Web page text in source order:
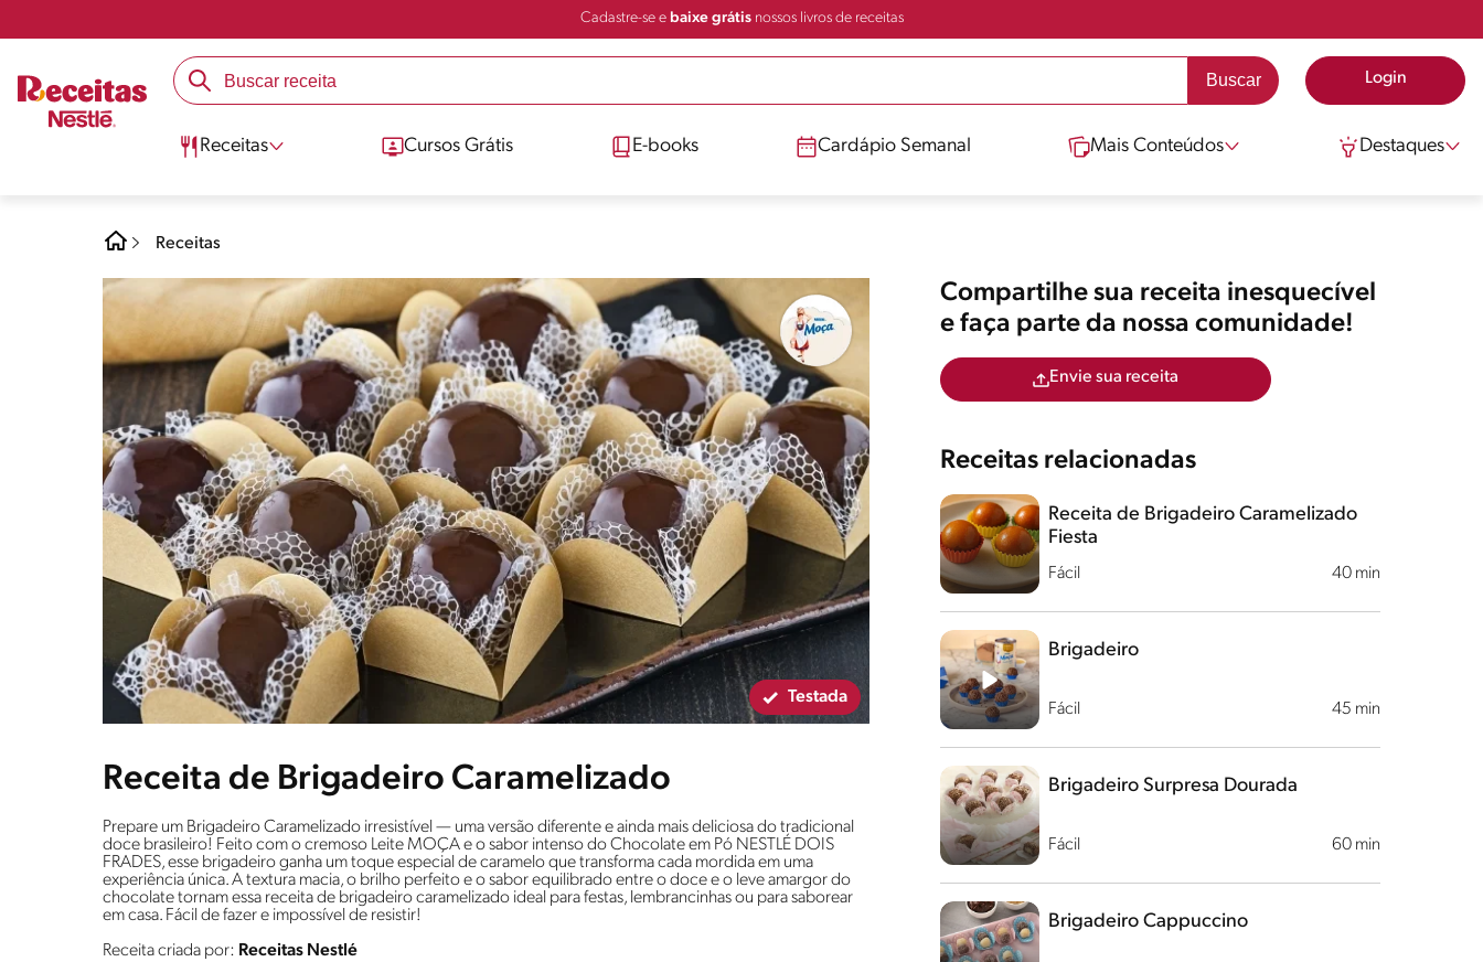
Cadastre-se e baixe grátisnossos livros de receitas
Login
Receitas Cursos Grátis E-books Cardápio Semanal Mais Conteúdos Destaques
Receitas
Testada
Receita de Brigadeiro Caramelizado
Prepare um Brigadeiro Caramelizado irresistível — uma versão diferente e ainda mais deliciosa do tradicional
doce brasileiro! Feito com o cremoso Leite MOÇA e o sabor intenso do Chocolate em Pó NESTLÉ DOIS
FRADES, esse brigadeiro ganha um toque especial de caramelo que transforma cada mordida em uma
experiência única. A textura macia, o brilho perfeito e o sabor equilibrado entre o doce e o leve amargor do
chocolate tornam essa receita de brigadeiro caramelizado ideal para festas, lembrancinhas ou para saborear
em casa. Fácil de fazer e impossível de resistir!
Receita criada por: Receitas Nestlé
Compartilhe sua receita inesquecível
e faça parte da nossa comunidade!
Envie sua receita
Receitas relacionadas
Fácil 40 min
Receita de Brigadeiro Caramelizado
Fiesta
Fácil 45 min
Brigadeiro
Fácil 60 min
Brigadeiro Surpresa Dourada
Brigadeiro Cappuccino